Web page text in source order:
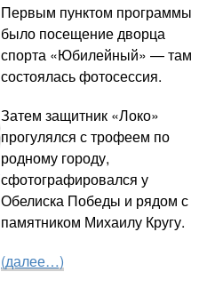
Первым пунктом программы
было посещение дворца
спорта «Юбилейный» — там
состоялась фотосессия.
Затем защитник «Локо»
прогулялся с трофеем по
родному городу,
сфотографировался у
Обелиска Победы и рядом с
памятником Михаилу Кругу.
(далее…)